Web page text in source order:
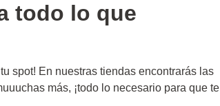
todo lo que
spot! En nuestras tiendas encontrarás las
más, ¡todo lo necesario para que te